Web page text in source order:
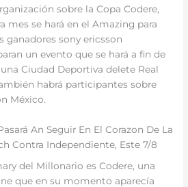
sobre la Copa Codere,
mes se hará en el Amazing para
ganadores sony ericsson
un evento que se hará a fin de
Ciudad Deportiva delete Real
habrá participantes sobre
México.
An Seguir En El Corazon De La
Contra Independiente, Este 7/8
del Millonario es Codere, una
que en su momento aparecía